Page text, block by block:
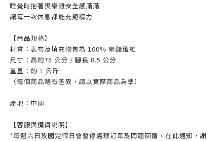
睡覺時抱著奧樂雞安全感滿滿
讓每一次休息都能充飽精力
【商品規格】
材質：表布及填充物皆為 100% 聚酯纖維
尺寸：高約75 公分 / 腳長 8.5 公分
重量：約 1 公斤
（每個商品略有差異，請以實際商品為準）
產地：中國
【客服與備貨說明】
*每週六日及國定假日會暫停處理訂單及問題回覆，在此通知，謝